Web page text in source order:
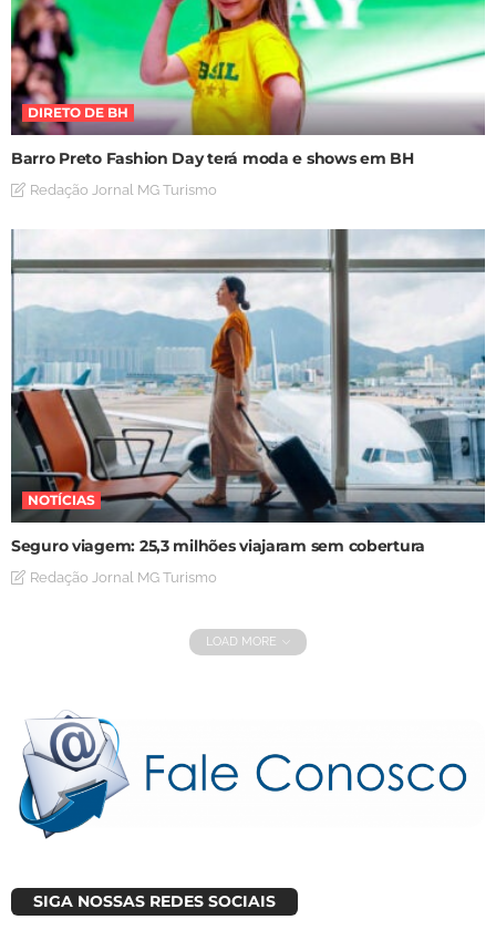
DIRETO DE BH
Barro Preto Fashion Day terá moda e shows em BH
Redação Jornal MG Turismo
NOTÍCIAS
Seguro viagem: 25,3 milhões viajaram sem cobertura
Redação Jornal MG Turismo
LOAD MORE
SIGA NOSSAS REDES SOCIAIS